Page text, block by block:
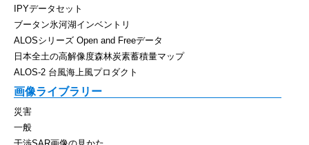
IPYデータセット
ブータン氷河湖インベントリ
ALOSシリーズ Open and Freeデータ
日本全土の高解像度森林炭素蓄積量マップ
ALOS-2 台風海上風プロダクト
画像ライブラリー
災害
一般